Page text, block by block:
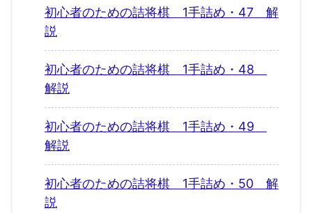
初心者のための詰将棋 1手詰め・47 解
説
初心者のための詰将棋 1手詰め・48
解説
初心者のための詰将棋 1手詰め・49
解説
初心者のための詰将棋 1手詰め・50 解
説